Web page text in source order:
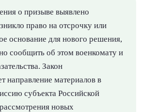
о призыве выявлено
право на отсрочку или
основание для нового решения,
сообщить об этом военкомату и
Закон
направление материалов в
субъекта Российской
новых